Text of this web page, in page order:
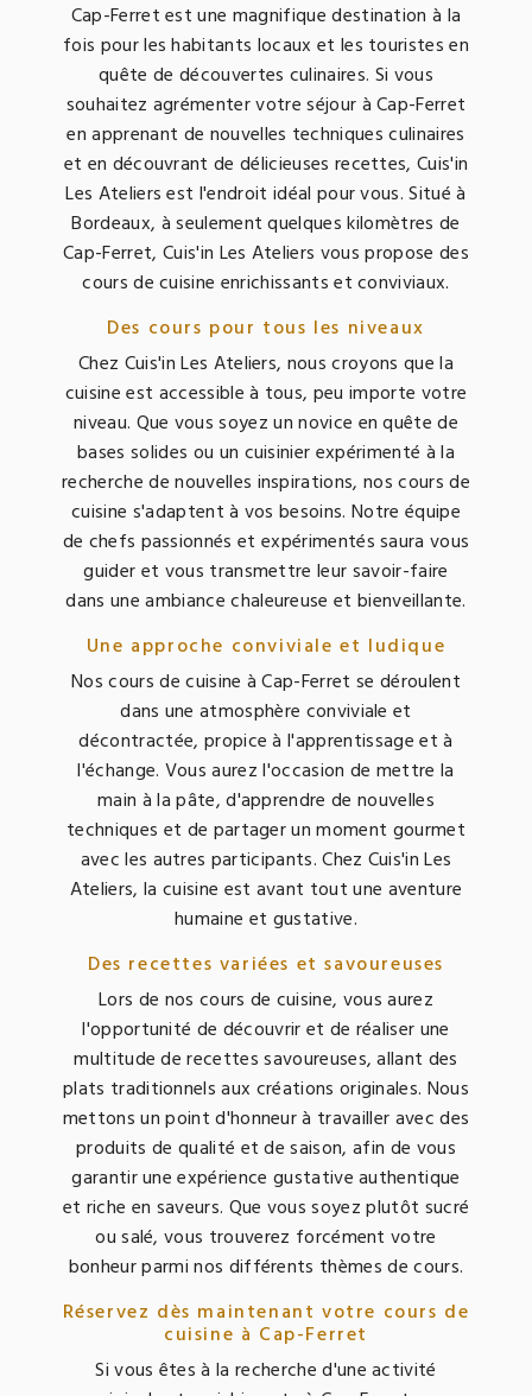
Cap-Ferret est une magnifique destination à la
fois pour les habitants locaux et les touristes en
quête de découvertes culinaires. Si vous
souhaitez agrémenter votre séjour à Cap-Ferret
en apprenant de nouvelles techniques culinaires
et en découvrant de délicieuses recettes, Cuis'in
Les Ateliers est l'endroit idéal pour vous. Situé à
Bordeaux, à seulement quelques kilomètres de
Cap-Ferret, Cuis'in Les Ateliers vous propose des
cours de cuisine enrichissants et conviviaux.
Des cours pour tous les niveaux
Chez Cuis'in Les Ateliers, nous croyons que la
cuisine est accessible à tous, peu importe votre
niveau. Que vous soyez un novice en quête de
bases solides ou un cuisinier expérimenté à la
recherche de nouvelles inspirations, nos cours de
cuisine s'adaptent à vos besoins. Notre équipe
de chefs passionnés et expérimentés saura vous
guider et vous transmettre leur savoir-faire
dans une ambiance chaleureuse et bienveillante.
Une approche conviviale et ludique
Nos cours de cuisine à Cap-Ferret se déroulent
dans une atmosphère conviviale et
décontractée, propice à l'apprentissage et à
l'échange. Vous aurez l'occasion de mettre la
main à la pâte, d'apprendre de nouvelles
techniques et de partager un moment gourmet
avec les autres participants. Chez Cuis'in Les
Ateliers, la cuisine est avant tout une aventure
humaine et gustative.
Des recettes variées et savoureuses
Lors de nos cours de cuisine, vous aurez
l'opportunité de découvrir et de réaliser une
multitude de recettes savoureuses, allant des
plats traditionnels aux créations originales. Nous
mettons un point d'honneur à travailler avec des
produits de qualité et de saison, afin de vous
garantir une expérience gustative authentique
et riche en saveurs. Que vous soyez plutôt sucré
ou salé, vous trouverez forcément votre
bonheur parmi nos différents thèmes de cours.
Réservez dès maintenant votre cours de
cuisine à Cap-Ferret
Si vous êtes à la recherche d'une activité